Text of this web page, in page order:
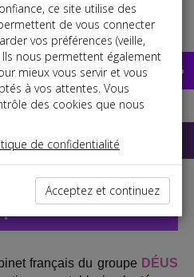
are we?
français du groupe DÉUS
ce site utilise des
de vous connecter
vos préférences (veille,
Ils nous permettent également
mieux vous servir et vous
à vos attentes. Vous
des cookies que nous
de confidentialité
Acceptez et continuez